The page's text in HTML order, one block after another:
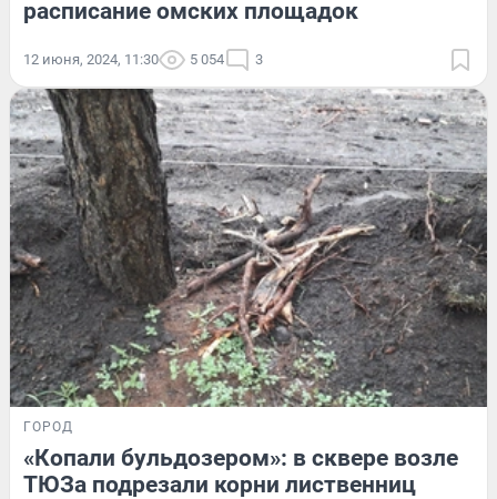
расписание омских площадок
12 июня, 2024, 11:30 5 054 3
ГОРОД
«Копали бульдозером»: в сквере возле
ТЮЗа подрезали корни лиственниц